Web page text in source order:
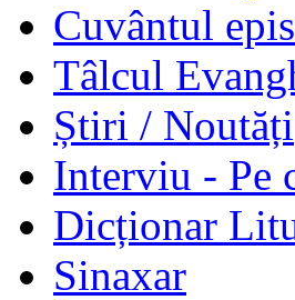
Cuvântul
Tâlcul
Știri / Noutăți
Interviu - Pe
Dicționar
Sinaxar